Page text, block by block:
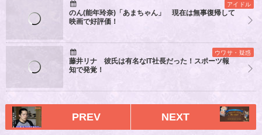
アイドル
のん(能年玲奈)「あまちゃん」 現在は無事復帰して
映画で好評価！
ウワサ・疑惑
藤井リナ 彼氏は有名なIT社長だった！スポーツ報
知で発覚！
PREV NEXT